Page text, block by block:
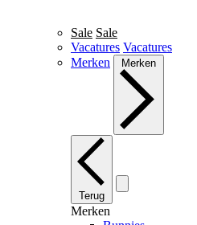
Sale Sale
Vacatures Vacatures
Merken
Merken
Terug
Merken